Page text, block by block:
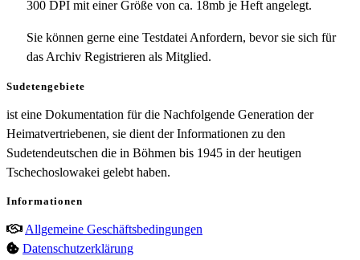
300 DPI mit einer Größe von ca. 18mb je Heft angelegt.
Sie können gerne eine Testdatei Anfordern, bevor sie sich für
das Archiv Registrieren als Mitglied.
Sudetengebiete
ist eine Dokumentation für die Nachfolgende Generation der
Heimatvertriebenen, sie dient der Informationen zu den
Sudetendeutschen die in Böhmen bis 1945 in der heutigen
Tschechoslowakei gelebt haben.
Informationen
Allgemeine Geschäftsbedingungen
Datenschutzerklärung